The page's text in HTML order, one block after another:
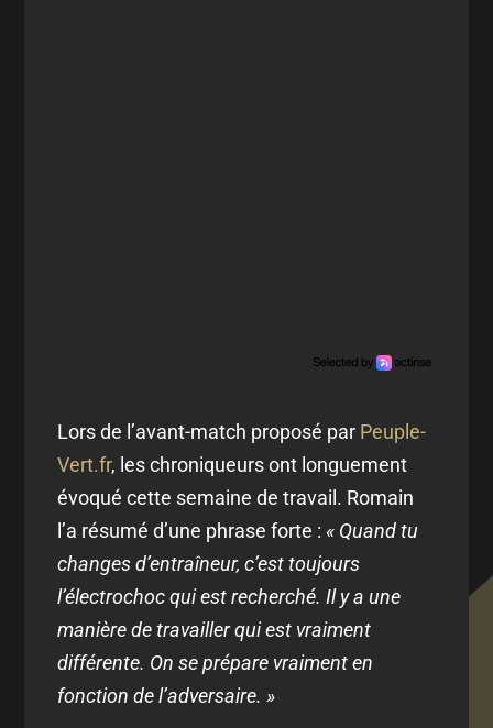
Lors de l’avant-match proposé par Peuple-
Vert.fr, les chroniqueurs ont longuement
évoqué cette semaine de travail. Romain
l’a résumé d’une phrase forte :« Quand tu
changes d’entraîneur, c’est toujours
l’électrochoc qui est recherché. Il y a une
manière de travailler qui est vraiment
différente. On se prépare vraiment en
fonction de l’adversaire. »